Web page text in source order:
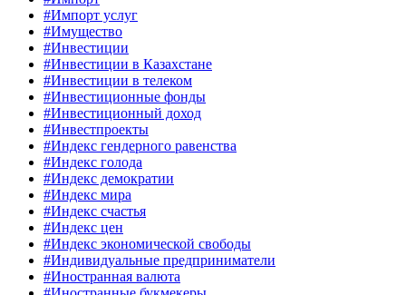
#Импорт услуг
#Имущество
#Инвестиции
#Инвестиции в Казахстане
#Инвестиции в телеком
#Инвестиционные фонды
#Инвестиционный доход
#Инвестпроекты
#Индекс гендерного равенства
#Индекс голода
#Индекс демократии
#Индекс мира
#Индекс счастья
#Индекс цен
#Индекс экономической свободы
#Индивидуальные предприниматели
#Иностранная валюта